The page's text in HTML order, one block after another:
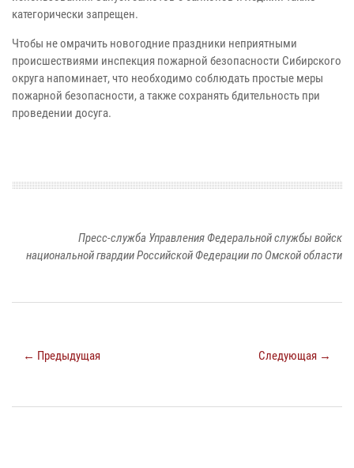
категорически запрещен.
Чтобы не омрачить новогодние праздники неприятными
происшествиями инспекция пожарной безопасности Сибирского
округа напоминает, что необходимо соблюдать простые меры
пожарной безопасности, а также сохранять бдительность при
проведении досуга.
Пресс-служба Управления Федеральной службы войск
национальной гвардии Российской Федерации по Омской области
← Предыдущая Следующая →